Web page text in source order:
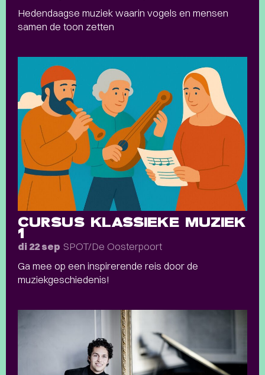
Hedendaagse muziek waarin vogels en mensen
samen de toon zetten
CURSUS KLASSIEKE MUZIEK
1
di 22 sep SPOT/De Oosterpoort
Ga mee op een inspirerende reis door de
muziekgeschiedenis!